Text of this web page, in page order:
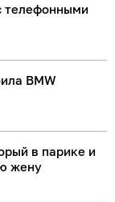
телефонными
BMW
в парике и
жену